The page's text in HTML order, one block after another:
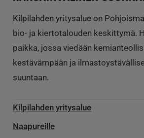
Kilpilahden yritysalue on
bio- ja kiertotalouden keskittymä.
paikka, jossa viedään
kestävämpään ja
suuntaan.
Kilpilahden yritysalue
Naapureille